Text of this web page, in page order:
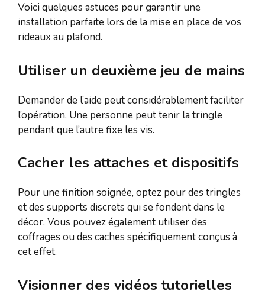
Voici quelques astuces pour garantir une
installation parfaite lors de la mise en place de vos
rideaux au plafond.
Utiliser un deuxième jeu de mains
Demander de l’aide peut considérablement faciliter
l’opération. Une personne peut tenir la tringle
pendant que l’autre fixe les vis.
Cacher les attaches et dispositifs
Pour une finition soignée, optez pour des tringles
et des supports discrets qui se fondent dans le
décor. Vous pouvez également utiliser des
coffrages ou des caches spécifiquement conçus à
cet effet.
Visionner des vidéos tutorielles